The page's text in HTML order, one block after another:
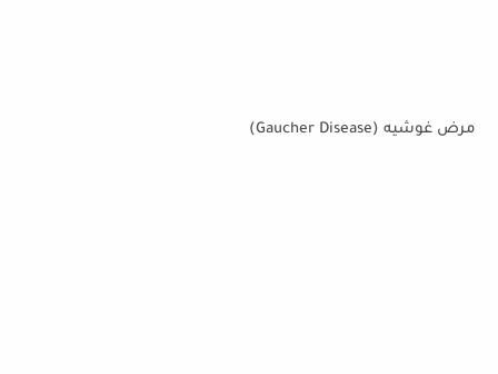
مرض غوشيه (Gaucher Disease)